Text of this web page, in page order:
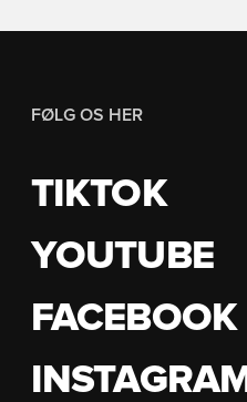
FØLG OS HER
TIKTOK
YOUTUBE
FACEBOOK
INSTAGRAM